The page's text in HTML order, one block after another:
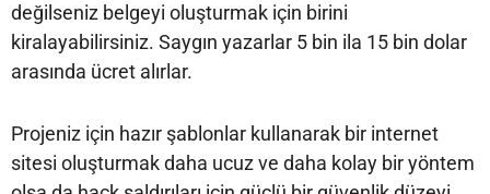
değilseniz belgeyi oluşturmak için birini
kiralayabilirsiniz. Saygın yazarlar 5 bin ila 15 bin dolar
arasında ücret alırlar.
Projeniz için hazır şablonlar kullanarak bir internet
sitesi oluşturmak daha ucuz ve daha kolay bir yöntem